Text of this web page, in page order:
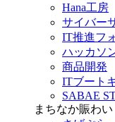
Hana工房
サイバー
IT推進フ
ハッカソ
商品開発
ITブート
SABAE
まちなか賑わい